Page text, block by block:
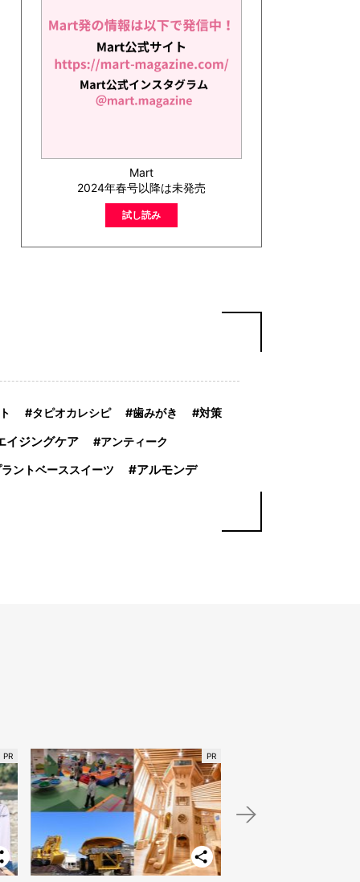
Mart
2024年春号以降は未発売
試し読み
タピオカレシピ 歯みがき 対策
イジングケア アンティーク
ントベーススイーツ アルモンデ